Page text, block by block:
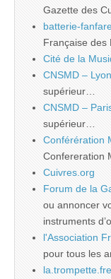
Gazette des
batterie-
Française des
Cité de la
CNSMD – Lyon
supérieur…
CNSMD –
supérieur…
Conférération
Confereration
Cuivres.org
Forum de la
ou annoncer
instruments
l'Association
pour tous les